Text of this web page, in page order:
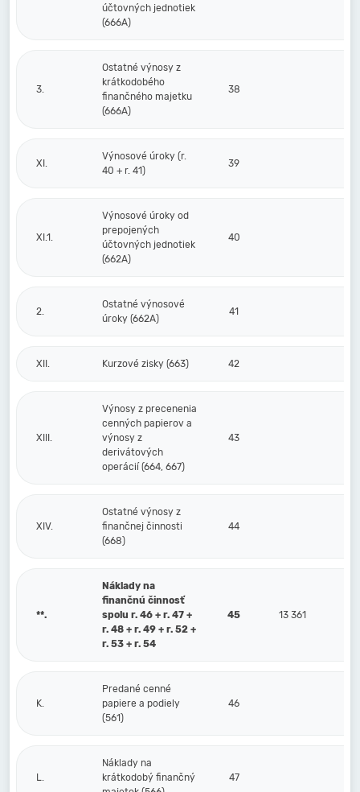
účtovných jednotiek
(666A)
3.
Ostatné výnosy z
krátkodobého
finančného majetku
(666A)
38
XI.
Výnosové úroky (r.
40 + r. 41)
39
XI.1.
Výnosové úroky od
prepojených
účtovných jednotiek
(662A)
40
2.
Ostatné výnosové
úroky (662A)
41
XII. Kurzové zisky (663) 42
XIII.
Výnosy z precenenia
cenných papierov a
výnosy z
derivátových
operácií (664, 667)
43
XIV.
Ostatné výnosy z
finančnej činnosti
(668)
44
**.
Náklady na
finančnú činnosť
spolu r. 46 + r. 47 +
r. 48 + r. 49 + r. 52 +
r. 53 + r. 54
45 13 361
K.
Predané cenné
papiere a podiely
(561)
46
L.
Náklady na
krátkodobý finančný
47